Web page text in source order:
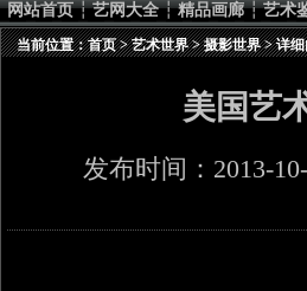
网站首页 ┆ 艺网大全 ┆ 精品画廊 ┆ 艺术
当前位置：首页>艺术世界>摄影世界> 详细
美国艺
发布时间：2013-